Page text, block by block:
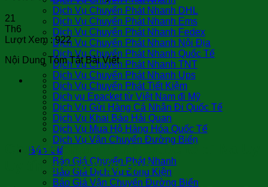
Dịch Vụ Chuyển Phát Nhanh DHL
Dịch Vụ Chuyển Phát Nhanh Ems
Dịch Vụ Chuyển Phát Nhanh Fedex
Dịch Vụ Chuyển Phát Nhanh Nội Địa
Dịch Vụ Chuyển Phát Nhanh Quốc Tế
Dịch Vụ Chuyển Phát Nhanh TNT
Dịch Vụ Chuyển Phát Nhanh Ups
Dịch Vụ Chuyển Phát Tiết Kiệm
Dịch vụ Epacket từ Việt Nam đi Mỹ
Dịch Vụ Gửi Hàng Cá Nhân Đi Quốc Tế
Dịch Vụ Khai Báo Hải Quan
Dịch Vụ Mua Hộ Hàng Hóa Quốc Tế
Dịch Vụ Vận Chuyển Đường Biển
Báo Giá
Báo Giá Chuyển Phát Nhanh
Báo Giá Dịch Vụ Đóng Kiện
Báo Giá Vận Chuyển Đường Biển
21
Th6
Lượt Xem : 922
Nội Dung Tóm Tắt Bài Viết
Chuyển phát nhanh Quốc tế đi Na Uy
Uy tín giá rẻ hiệu quả